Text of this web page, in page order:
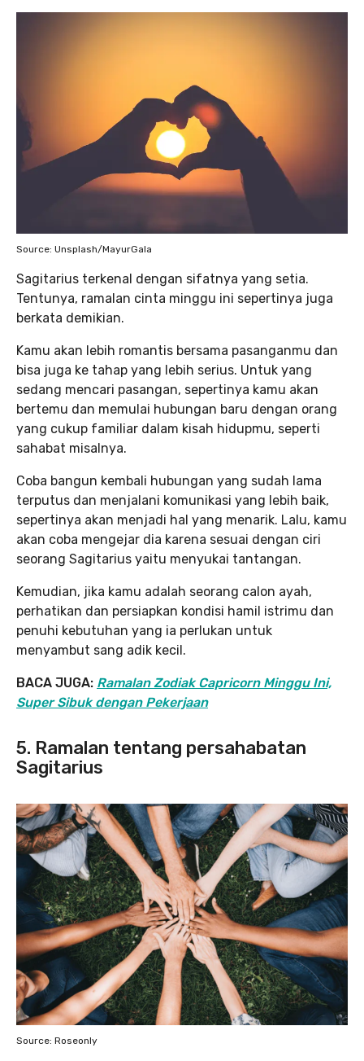
Source: Unsplash/MayurGala
Sagitarius terkenal dengan sifatnya yang setia.
Tentunya, ramalan cinta minggu ini sepertinya juga
berkata demikian.
Kamu akan lebih romantis bersama pasanganmu dan
bisa juga ke tahap yang lebih serius. Untuk yang
sedang mencari pasangan, sepertinya kamu akan
bertemu dan memulai hubungan baru dengan orang
yang cukup familiar dalam kisah hidupmu, seperti
sahabat misalnya.
Coba bangun kembali hubungan yang sudah lama
terputus dan menjalani komunikasi yang lebih baik,
sepertinya akan menjadi hal yang menarik. Lalu, kamu
akan coba mengejar dia karena sesuai dengan ciri
seorang Sagitarius yaitu menyukai tantangan.
Kemudian, jika kamu adalah seorang calon ayah,
perhatikan dan persiapkan kondisi hamil istrimu dan
penuhi kebutuhan yang ia perlukan untuk
menyambut sang adik kecil.
BACA JUGA: Ramalan Zodiak Capricorn Minggu Ini,
Super Sibuk dengan Pekerjaan
5. Ramalan tentang persahabatan
Sagitarius
Source: Roseonly